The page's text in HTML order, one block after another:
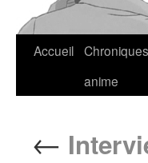
Accueil Chroniques
anime
←